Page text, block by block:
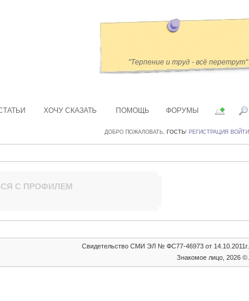
"Терпение и труд - всё перетрут"
ХОЧУ СКАЗАТЬ ПОМОЩЬ ФОРУМЫ
ДОБРО ПОЖАЛОВАТЬ, ГОСТЬ! РЕГИСТРАЦИЯ ВОЙТИ
С ПРОФИЛЕМ
Свидетельство СМИ ЭЛ № ФС77-46973 от 14.10.2011г.
Знакомое лицо, 2026 ©.